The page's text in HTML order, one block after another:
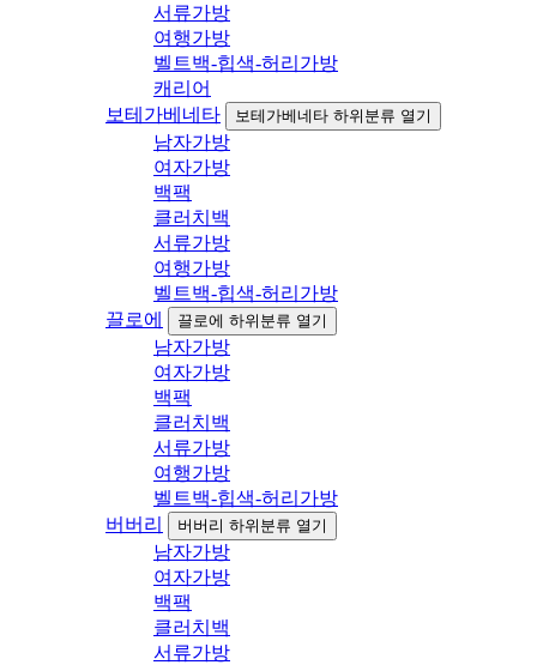
서류가방
여행가방
벨트백-힙색-허리가방
캐리어
보테가베네타
보테가베네타 하위분류 열기
남자가방
여자가방
백팩
클러치백
서류가방
여행가방
벨트백-힙색-허리가방
끌로에
끌로에 하위분류 열기
남자가방
여자가방
백팩
클러치백
서류가방
여행가방
벨트백-힙색-허리가방
버버리
버버리 하위분류 열기
남자가방
여자가방
백팩
클러치백
서류가방